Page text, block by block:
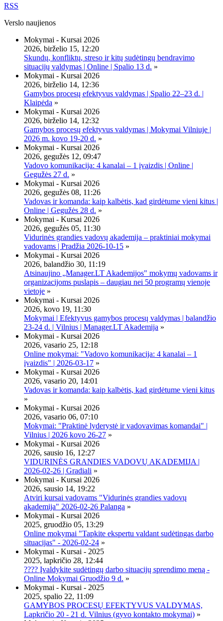
RSS
Verslo naujienos
Mokymai - Kursai 2026
2026, birželio 15, 12:20
Skundų, konfliktų, streso ir kitų sudėtingų bendravimo
situacijų valdymas | Online | Spalio 13 d. »
Mokymai - Kursai 2026
2026, birželio 14, 12:36
Gamybos procesų efektyvus valdymas | Spalio 22–23 d. |
Klaipėda »
Mokymai - Kursai 2026
2026, birželio 14, 12:32
Gamybos procesų efektyvus valdymas | Mokymai Vilniuje |
2026 m. kovo 19-20 d. »
Mokymai - Kursai 2026
2026, gegužės 12, 09:47
Vadovo komunikacija: 4 kanalai – 1 įvaizdis | Online |
Gegužės 27 d. »
Mokymai - Kursai 2026
2026, gegužės 08, 11:26
Vadovas ir komanda: kaip kalbėtis, kad girdėtume vieni kitus |
Online | Gegužės 28 d. »
Mokymai - Kursai 2026
2026, gegužės 05, 11:30
Vidurinės grandies vadovų akademija – praktiniai mokymai
vadovams | Pradžia 2026-10-15 »
Mokymai - Kursai 2026
2026, balandžio 30, 11:19
Atsinaujino „Manager.LT Akademijos" mokymų vadovams ir
organizacijoms puslapis – daugiau nei 50 programų vienoje
vietoje »
Mokymai - Kursai 2026
2026, kovo 19, 11:30
Mokymai | Efektyvus gamybos procesų valdymas | balandžio
23-24 d. | Vilnius | Manager.LT Akademija »
Mokymai - Kursai 2026
2026, vasario 25, 12:18
Online mokymai: "Vadovo komunikacija: 4 kanalai – 1
įvaizdis" | 2026-03-17 »
Mokymai - Kursai 2026
2026, vasario 20, 14:01
Vadovas ir komanda: kaip kalbėtis, kad girdėtume vieni kitus
»
Mokymai - Kursai 2026
2026, vasario 06, 07:10
Mokymai: "Praktinė lyderystė ir vadovavimas komandai" |
Vilnius | 2026 kovo 26-27 »
Mokymai - Kursai 2026
2026, sausio 16, 12:27
VIDURINĖS GRANDIES VADOVŲ AKADEMIJA |
2026-02-26 | Gradiali »
Mokymai - Kursai 2026
2026, sausio 14, 19:22
Atviri kursai vadovams "Vidurinės grandies vadovų
akademija" 2026-02-26 Palanga »
Mokymai - Kursai 2026
2025, gruodžio 05, 13:29
Online mokymai "Tapkite ekspertu valdant sudėtingas darbo
situacijas" - 2026-02-24 »
Mokymai - Kursai - 2025
2025, lapkričio 28, 12:44
???? Įvaldykite sudėtingų darbo situacijų sprendimo meną -
Online Mokymai Gruodžio 9 d. »
Mokymai - Kursai - 2025
2025, spalio 22, 11:09
GAMYBOS PROCESŲ EFEKTYVUS VALDYMAS,
Lapkričio 20 - 21 d. Vilnius (gyvo kontakto mokymai) »